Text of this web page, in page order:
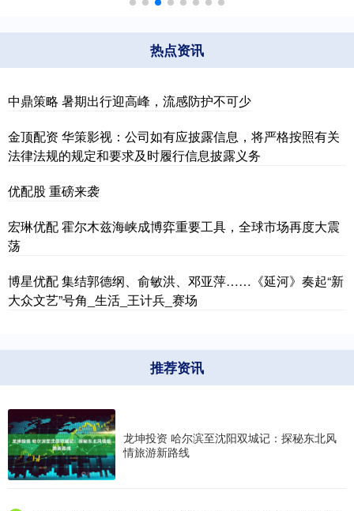
热点资讯
中鼎策略 暑期出行迎高峰，流感防护不可少
金顶配资 华策影视：公司如有应披露信息，将严格按照有关
法律法规的规定和要求及时履行信息披露义务
优配股 重磅来袭
宏琳优配 霍尔木兹海峡成博弈重要工具，全球市场再度大震
荡
博星优配 集结郭德纲、俞敏洪、邓亚萍……《延河》奏起“新
大众文艺”号角_生活_王计兵_赛场
推荐资讯
龙坤投资 哈尔滨至沈阳双城记：探秘东北风
情旅游新路线